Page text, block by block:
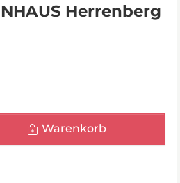
Herrenberg
Warenkorb